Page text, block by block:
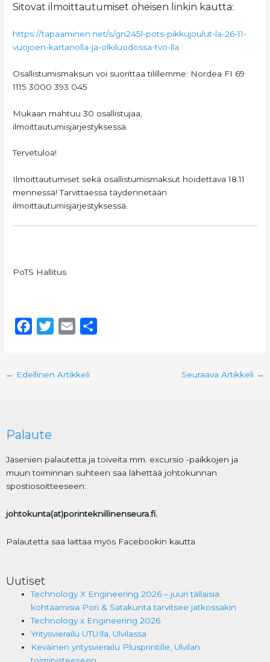
Sitovat ilmoittautumiset oheisen linkin kautta:
https://tapaaminen.net/s/gn245l-pots-pikkujoulut-la-26-11-
vuojoen-kartanolla-ja-olkiluodossa-tvo-lla
Osallistumismaksun voi suorittaa tilillemme: Nordea FI 69
1115 3000 393 045
Mukaan mahtuu 30 osallistujaa,
ilmoittautumisjärjestyksessä.
Tervetuloa!
Ilmoittautumiset sekä osallistumismaksut hoidettava 18.11
mennessä! Tarvittaessa täydennetään
ilmoittautumisjärjestyksessä.
PoTS Hallitus
e
t
i
← Edellinen Artikkeli Seuraava Artikkeli →
Palaute
Jäsenien palautetta ja toiveita mm. excursio -paikkojen ja
muun toiminnan suhteen saa lähettää johtokunnan
spostiosoitteeseen:
johtokunta(at)porinteknillinenseura.fi.
Palautetta saa laittaa myös Facebookin kautta
Uutiset
Technology X Engineering 2026 – juuri tällaisia
kohtaamisia Pori & Satakunta tarvitsee jatkossakin
Technology x Engineering 2026
Yritysvierailu UTU:lla, Ulvilassa
Keväinen yritysvierailu Plusprintille, Ulvilan
toimipisteeseen